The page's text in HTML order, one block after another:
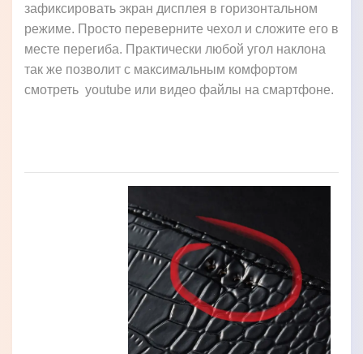
зафиксировать экран дисплея в горизонтальном
режиме. Просто переверните чехол и сложите его в
месте перегиба. Практически любой угол наклона
так же позволит с максимальным комфортом
смотреть youtube или видео файлы на смартфоне.